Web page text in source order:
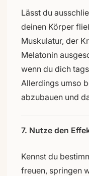
Lässt du
deinen Körper
Muskulatur, der
Melatonin
wenn du dich
Allerdings umso
abzubauen und
7. Nutze den
Kennst du
freuen, springen